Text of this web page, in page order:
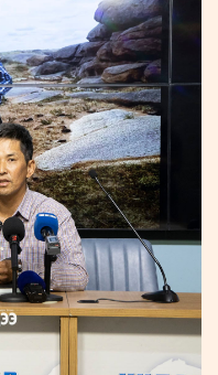
Нэвтрэх
ҮНДЭСНИЙ
МЭДЭЭЛЛИЙН
ТӨВ
ВИДЕО
ZUUNII
MEDEE
WEEKLY